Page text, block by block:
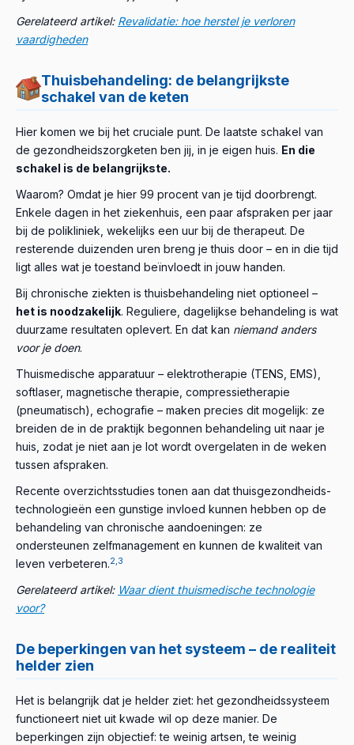
Gerelateerd artikel: Revalidatie: hoe herstel je verloren
vaardigheden
Thuisbehandeling: de belangrijkste
schakel van de keten
Hier komen we bij het cruciale punt. De laatste schakel van
de gezondheidszorgketen ben jij, in je eigen huis. En die
schakel is de belangrijkste.
Waarom? Omdat je hier 99 procent van je tijd doorbrengt.
Enkele dagen in het ziekenhuis, een paar afspraken per jaar
bij de polikliniek, wekelijks een uur bij de therapeut. De
resterende duizenden uren breng je thuis door – en in die tijd
ligt alles wat je toestand beïnvloedt in jouw handen.
Bij chronische ziekten is thuisbehandeling niet optioneel –
het is noodzakelijk. Reguliere, dagelijkse behandeling is wat
duurzame resultaten oplevert. En dat kan niemand anders
voor je doen.
Thuismedische apparatuur – elektrotherapie (TENS, EMS),
softlaser, magnetische therapie, compressietherapie
(pneumatisch), echografie – maken precies dit mogelijk: ze
breiden de in de praktijk begonnen behandeling uit naar je
huis, zodat je niet aan je lot wordt overgelaten in de weken
tussen afspraken.
Recente overzichtsstudies tonen aan dat thuisgezondheids-
technologieën een gunstige invloed kunnen hebben op de
behandeling van chronische aandoeningen: ze
ondersteunen zelfmanagement en kunnen de kwaliteit van
leven verbeteren.2,3
Gerelateerd artikel: Waar dient thuismedische technologie
voor?
De beperkingen van het systeem – de realiteit
helder zien
Het is belangrijk dat je helder ziet: het gezondheidssysteem
functioneert niet uit kwade wil op deze manier. De
beperkingen zijn objectief: te weinig artsen, te weinig